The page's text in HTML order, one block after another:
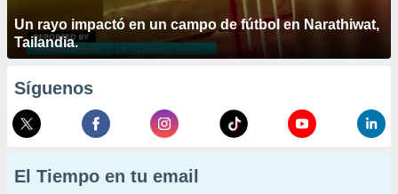
Un rayo impactó en un campo de fútbol en Narathiwat,
Tailandia.
Síguenos
El Tiempo en tu email